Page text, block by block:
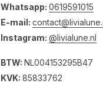
Whatsapp: 0619591015
E-mail:
Instagram: @livialune.nl
BTW: NL004153295B47
KVK: 85833762